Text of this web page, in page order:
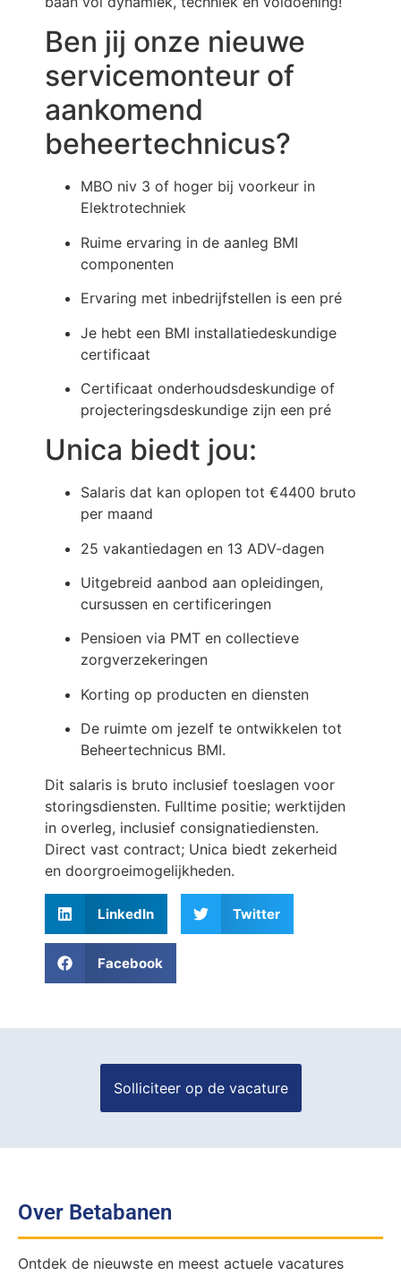
Ben jij onze nieuwe
servicemonteur of
aankomend
beheertechnicus?
MBO niv 3 of hoger bij voorkeur in
Elektrotechniek
Ruime ervaring in de aanleg BMI
componenten
Ervaring met inbedrijfstellen is een pré
Je hebt een BMI installatiedeskundige
certificaat
Certificaat onderhoudsdeskundige of
projecteringsdeskundige zijn een pré
Unica biedt jou:
Salaris dat kan oplopen tot €4400 bruto
per maand
25 vakantiedagen en 13 ADV-dagen
Uitgebreid aanbod aan opleidingen,
cursussen en certificeringen
Pensioen via PMT en collectieve
zorgverzekeringen
Korting op producten en diensten
De ruimte om jezelf te ontwikkelen tot
Beheertechnicus BMI.
Dit salaris is bruto inclusief toeslagen voor
storingsdiensten. Fulltime positie; werktijden
in overleg, inclusief consignatiediensten.
Direct vast contract; Unica biedt zekerheid
en doorgroeimogelijkheden.
LinkedIn Twitter
Facebook
Over Betabanen
Ontdek de nieuwste en meest actuele vacatures